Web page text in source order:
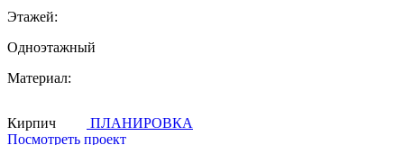
Этажей:
Одноэтажный
Материал:
Кирпич
ПЛАНИРОВКА
Посмотреть проект